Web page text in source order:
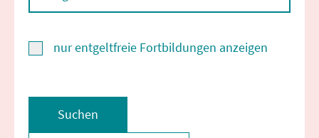
nur entgeltfreie Fortbildungen anzeigen
Suchen